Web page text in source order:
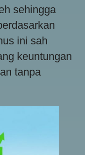
sehingga
ini sah
keuntungan
tanpa